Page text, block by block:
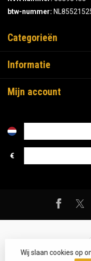
btw-nummer:
Categorieën
Informatie
Mijn account
€
Wij slaan cookies op